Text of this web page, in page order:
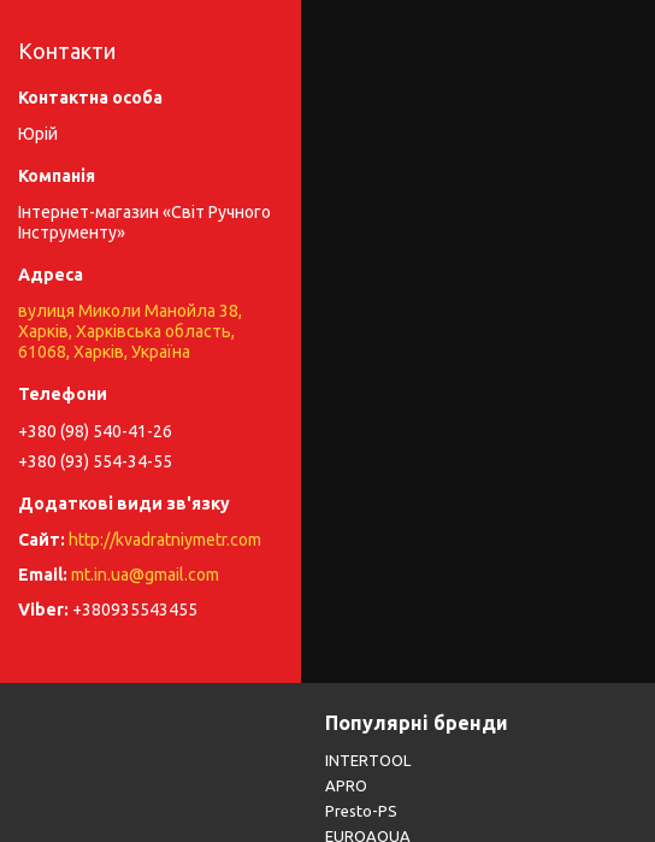
Контакти
Юрій
Інтернет-магазин «Світ Ручного
Інструменту»
вулиця Миколи Манойла 38,
Харків, Харківська область,
61068, Харків, Україна
+380 (98) 540-41-26
+380 (93) 554-34-55
http://kvadratniymetr.com
mt.in.ua@gmail.com
+380935543455
Популярні бренди
INTERTOOL
APRO
Presto-PS
EUROAQUA